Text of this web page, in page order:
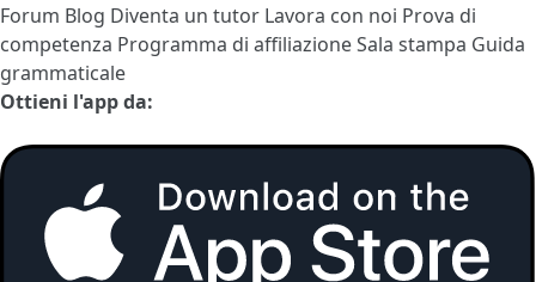
Forum Blog Diventa un tutor Lavora con noi Prova di
competenza Programma di affiliazioneSala stampa Guida
grammaticale
Ottieni l'app da: